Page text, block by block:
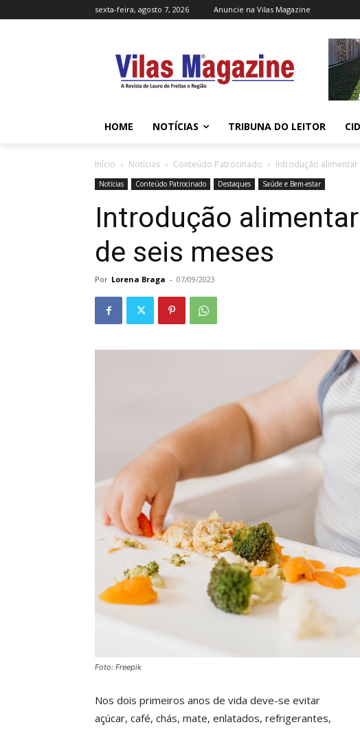
sexta-feira, agosto 7, 2026 Anuncie na Vilas Magazine
HOME NOTÍCIAS TRIBUNA DO LEITOR
Início Notícias Conteúdo Patrocinado Introdução
Notícias Conteúdo Patrocinado Destaques Saúde e Bem-estar
Introdução
de seis meses
Por Lorena Braga - 07/09/2023
Foto: Freepik
Nos dois primeiros anos de vida deve-se evitar
açúcar, café, chás, mate, enlatados, refrigerantes,